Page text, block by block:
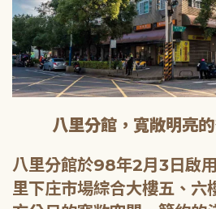
八里分館，寬敞明亮
八里分館於98年2月3日啟
里下庄市場綜合大樓五、